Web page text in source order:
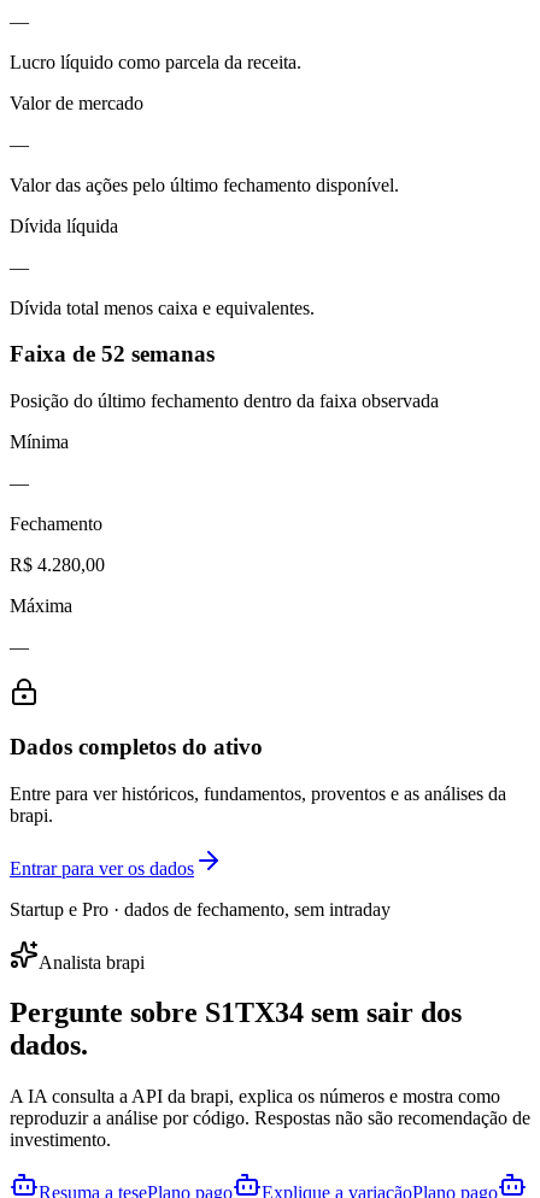
—
Lucro líquido como parcela da receita.
Valor de mercado
—
Valor das ações pelo último fechamento disponível.
Dívida líquida
—
Dívida total menos caixa e equivalentes.
Faixa de 52 semanas
Posição do último fechamento dentro da faixa observada
Mínima
—
Fechamento
R$ 4.280,00
Máxima
—
Dados completos do ativo
Entre para ver históricos, fundamentos, proventos e as análises da
brapi.
Entrar para ver os dados
Startup e Pro · dados de fechamento, sem intraday
Analista brapi
Pergunte sobre S1TX34 sem sair dos
dados.
A IA consulta a API da brapi, explica os números e mostra como
reproduzir a análise por código. Respostas não são recomendação de
investimento.
Resuma a tesePlano pago Explique a variaçãoPlano pago